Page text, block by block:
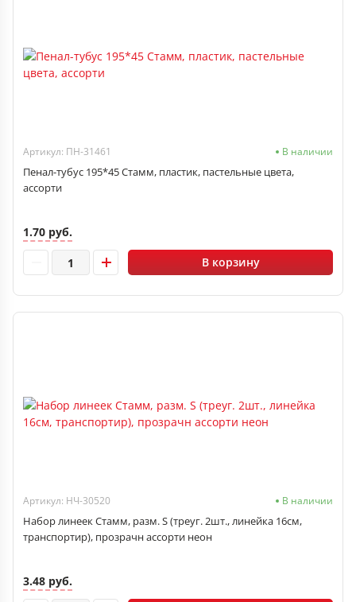
Артикул: ПН-31461 В наличии
Пенал-тубус 195*45 Стамм, пластик, пастельные цвета,
ассорти
1.70 руб.
В корзину
Артикул: НЧ-30520 В наличии
Набор линеек Стамм, разм. S (треуг. 2шт., линейка 16см,
транспортир), прозрачн ассорти неон
3.48 руб.